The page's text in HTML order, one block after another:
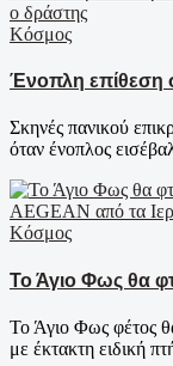
Κόσμος
Ένοπλη επίθεση
Σκηνές πανικού
όταν ένοπλος
Κόσμος
Το Άγιο Φως θα
Το Άγιο Φως φέτος
με έκτακτη ειδική